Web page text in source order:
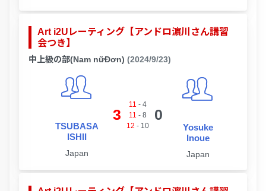
Art i2Uレーティング【アンドロ濵川さん講習
会つき】
中上級の部(Nam nữĐơn) (2024/9/23)
TSUBASA
ISHII
Japan
3
11 - 4
11 - 8
12 - 10
0
Yosuke
Inoue
Japan